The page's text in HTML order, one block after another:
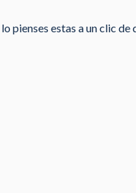
pienses estas a un clic de